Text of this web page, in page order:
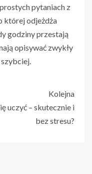
pytaniach z
której odjeżdża
godziny przestają
opisywać zwykły
Kolejna
uczyć – skutecznie i
bez stresu?